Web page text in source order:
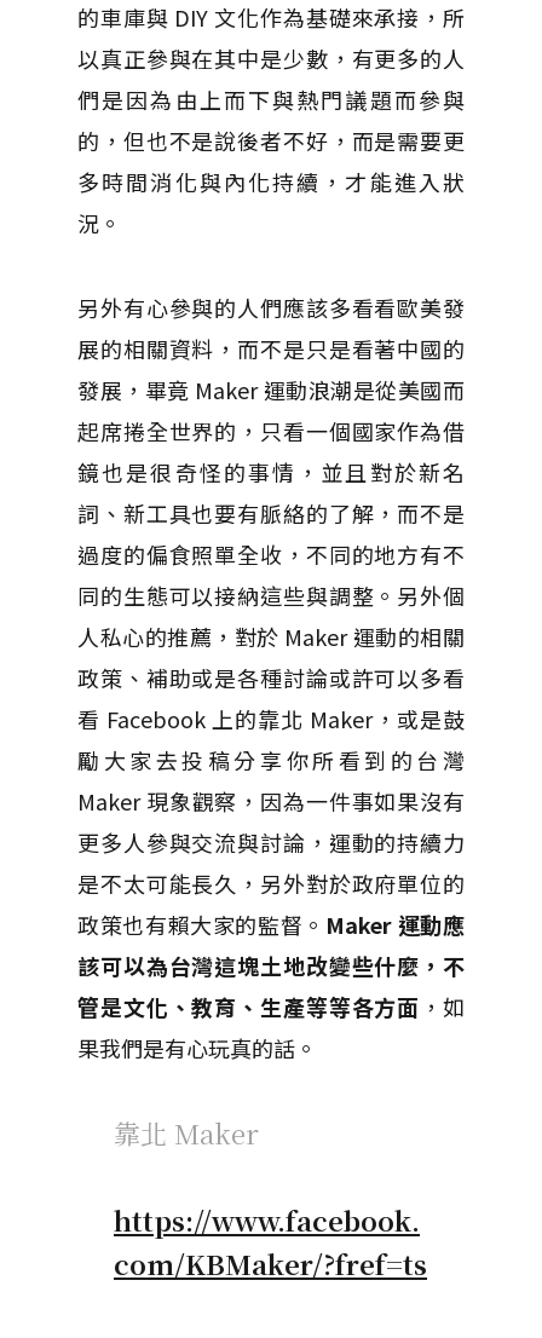
的車庫與 DIY 文化作為基礎來承接，所
以真正參與在其中是少數，有更多的人
們是因為由上而下與熱門議題而參與
的，但也不是說後者不好，而是需要更
多時間消化與內化持續，才能進入狀
況。
另外有心參與的人們應該多看看歐美發
展的相關資料，而不是只是看著中國的
發展，畢竟 Maker 運動浪潮是從美國而
起席捲全世界的，只看一個國家作為借
鏡也是很奇怪的事情，並且對於新名
詞、新工具也要有脈絡的了解，而不是
過度的偏食照單全收，不同的地方有不
同的生態可以接納這些與調整。另外個
人私心的推薦，對於 Maker 運動的相關
政策、補助或是各種討論或許可以多看
看 Facebook 上的靠北 Maker，或是鼓
勵大家去投稿分享你所看到的台灣
Maker 現象觀察，因為一件事如果沒有
更多人參與交流與討論，運動的持續力
是不太可能長久，另外對於政府單位的
政策也有賴大家的監督。 Maker 運動應
該可以為台灣這塊土地改變些什麼，不
管是文化、教育、生產等等各方面 ，如
果我們是有心玩真的話。
靠北 Maker
https://www.facebook.
com/KBMaker/?fref=ts